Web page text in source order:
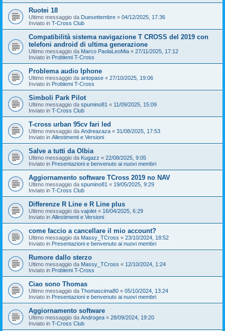
Ruotei 18
Ultimo messaggio da Duesettembre « 04/12/2025, 17:36
Inviato in T-Cross Club
Compatibilità sistema navigazione T CROSS del 2019 con
telefoni android di ultima generazione
Ultimo messaggio da Marco PaolaLeoMia « 27/11/2025, 17:12
Inviato in Problemi T-Cross
Problema audio Iphone
Ultimo messaggio da antopase « 27/10/2025, 19:06
Inviato in Problemi T-Cross
Simboli Park Pilot
Ultimo messaggio da spumino81 « 11/09/2025, 15:09
Inviato in T-Cross Club
T-cross urban 95cv fari led
Ultimo messaggio da Andreazaza « 31/08/2025, 17:53
Inviato in Allestimenti e Versioni
Salve a tutti da Olbia
Ultimo messaggio da Kugazz « 22/08/2025, 9:05
Inviato in Presentazioni e benvenuto ai nuovi membri
Aggiornamento software TCross 2019 no NAV
Ultimo messaggio da spumino81 « 19/05/2025, 9:29
Inviato in T-Cross Club
Differenze R Line e R Line plus
Ultimo messaggio da vajolet « 16/04/2025, 6:29
Inviato in Allestimenti e Versioni
come faccio a cancellare il mio account?
Ultimo messaggio da Massy_TCross « 23/10/2024, 18:52
Inviato in Presentazioni e benvenuto ai nuovi membri
Rumore dallo sterzo
Ultimo messaggio da Massy_TCross « 12/10/2024, 1:24
Inviato in Problemi T-Cross
Ciao sono Thomas
Ultimo messaggio da Thomascima80 « 05/10/2024, 13:24
Inviato in Presentazioni e benvenuto ai nuovi membri
Aggiornamento software
Ultimo messaggio da Androgea « 28/09/2024, 19:20
Inviato in T-Cross Club